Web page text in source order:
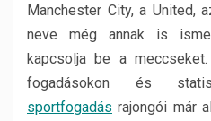
Manchester City, a United,
neve még annak is
kapcsolja be a
fogadásokon és
sportfogadás rajongói már